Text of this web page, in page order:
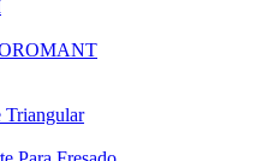
Triangular